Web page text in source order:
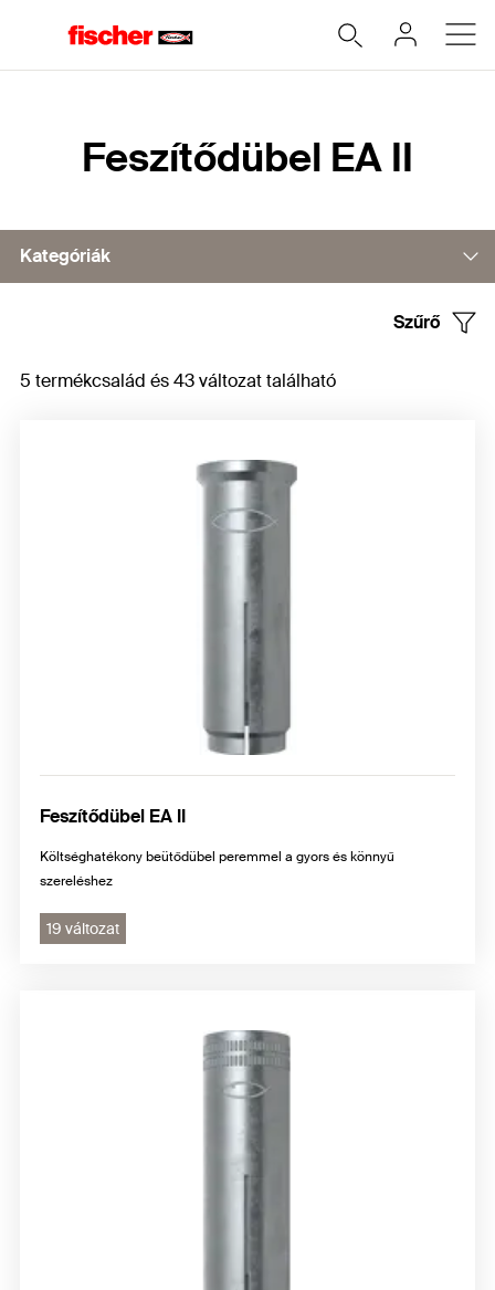
Feszítődübel EA II
Kategóriák
Szűrő
5 termékcsalád és 43 változat található
Feszítődübel EA II
Költséghatékony beütődübel peremmel a gyors és könnyű
szereléshez
19 változat